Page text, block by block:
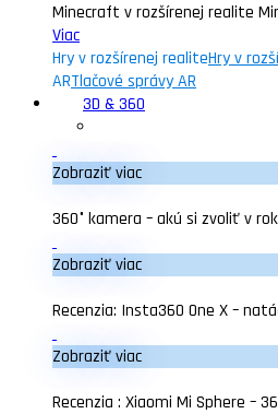
Minecraft v rozšírenej realite
Viac
Hry v rozšírenej realiteHry v
ARTlačové správy AR
3D & 360
Zobraziť viac
360° kamera – akú si zvoliť v
Zobraziť viac
Recenzia: Insta360 One X –
Zobraziť viac
Recenzia : Xiaomi Mi Sphere –